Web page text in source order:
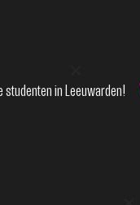
studenten in Leeuwarden!